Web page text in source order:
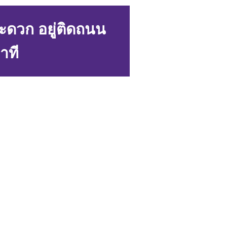
ดวก อยู่ติดถนน
ที